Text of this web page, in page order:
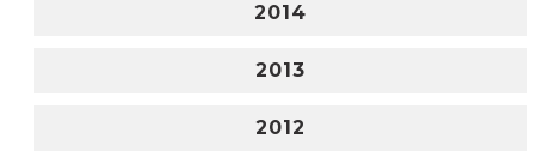
2014
2013
2012